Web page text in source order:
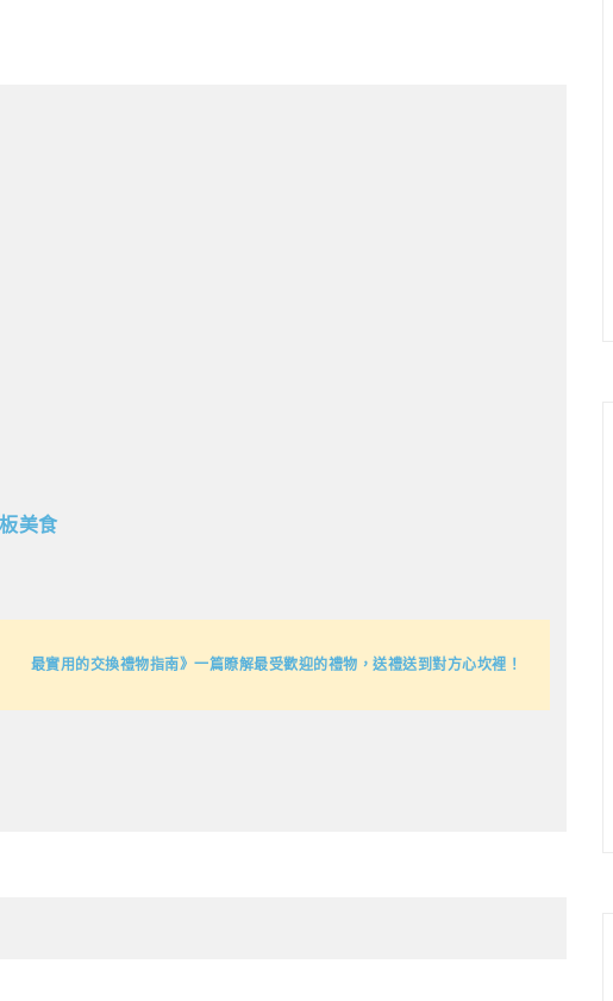
美食
最實用的交換禮物指南》一篇瞭解最受歡迎的禮物，送禮送到對方心坎裡！